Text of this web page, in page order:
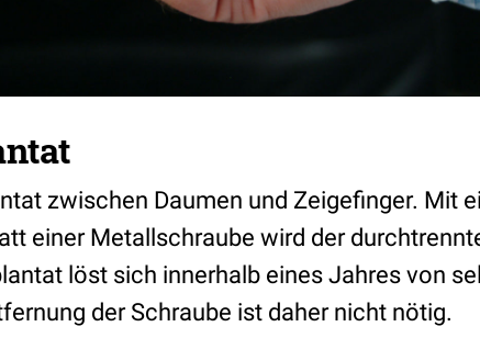
zwischen Daumen und Zeigefinger. Mit
einer Metallschraube wird der
löst sich innerhalb eines Jahres von
der Schraube ist daher nicht nötig.